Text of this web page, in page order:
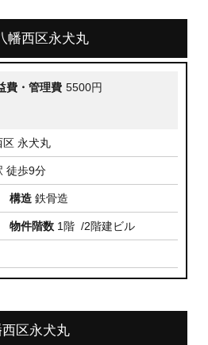
幡西区永犬丸
費・管理費 5500円
区 永犬丸
徒歩9分
構造 鉄骨造
物件階数 1階 /2階建ビル
区永犬丸